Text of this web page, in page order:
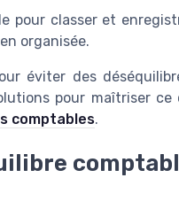
pour classer et
organisée.
éviter des
pour maîtriser
comptables.